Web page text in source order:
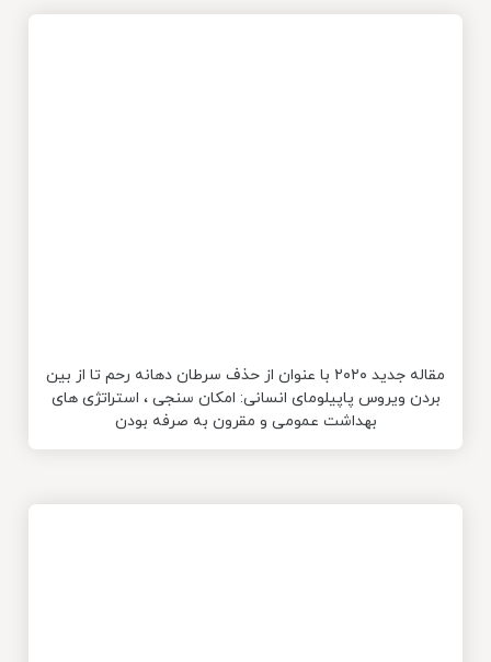
مقاله جدید ۲۰۲۰ با عنوان از حذف سرطان دهانه رحم تا از بین
بردن ویروس پاپیلومای انسانی: امکان سنجی ، استراتژی های
بهداشت عمومی و مقرون به صرفه بودن